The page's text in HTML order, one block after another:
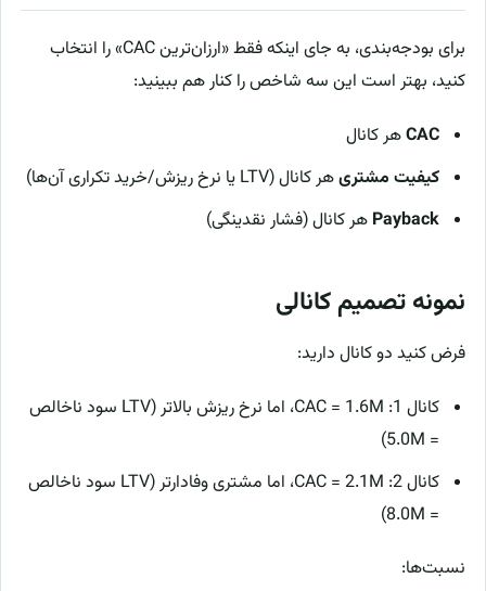
برای بودجه‌بندی، به جای اینکه فقط «ارزان‌ترین CAC» را انتخاب
کنید، بهتر است این سه شاخص را کنار هم ببینید:
CACهر کانال
کیفیت مشتریهر کانال (LTV یا نرخ ریزش/خرید تکراری آن‌ها)
Payback هر کانال (فشار نقدینگی)
نمونه تصمیم کانالی
فرض کنید دو کانال دارید:
کانال 1: CAC = 1.6M، اما نرخ ریزش بالاتر (LTV سود ناخالص
= 5.0M)
کانال 2: CAC = 2.1M، اما مشتری وفادارتر (LTV سود ناخالص
= 8.0M)
نسبت‌ها: